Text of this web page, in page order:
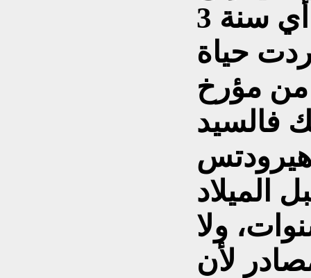
سنة 750 من تاريخ روما، أي سنة 3
حياة
من مؤرخ
فالسيد
الميلاد
ولا
لأن